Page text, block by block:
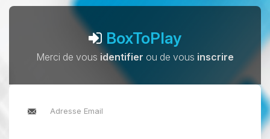
BoxToPlay
Merci de vous identifier ou de vous inscrire